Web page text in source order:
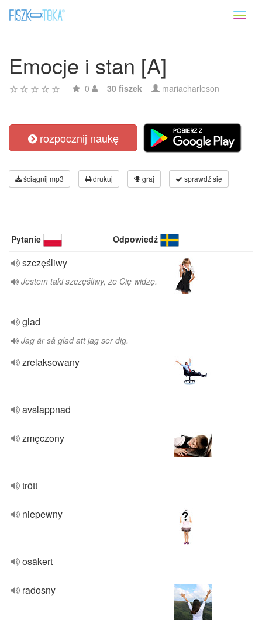
Emocje i stan [A]
0 30 fiszek mariacharleson
rozpocznij naukę
ściągnij mp3 drukuj graj sprawdź się
Pytanie Odpowiedź
szczęśliwy
Jestem taki szczęśliwy, że Cię widzę.
glad
Jag är så glad att jag ser dig.
zrelaksowany
avslappnad
zmęczony
trött
niepewny
osäkert
radosny